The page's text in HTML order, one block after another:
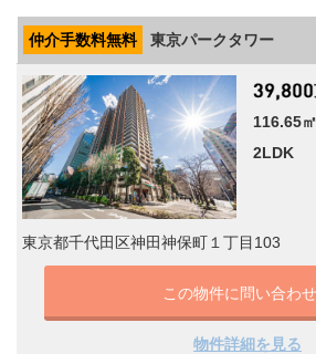
仲介手数料無料 東京パークタワー
116.65㎡
2LDK
東京都千代田区神田神保町１丁目103
この物件に問い合わ
物件詳細を見る